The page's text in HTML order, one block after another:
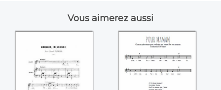
Vous aimerez aussi
Vingt mélodies
pour chant et
Pour maman